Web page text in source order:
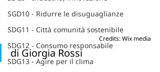
SGD10 - Ridurre le disuguaglianze
SDG11 - Città comunità sostenibile
SDG12 - Consumo responsabile
SDG13 - Agire per il clima
Credits: Wix media
di Giorgia Rossi